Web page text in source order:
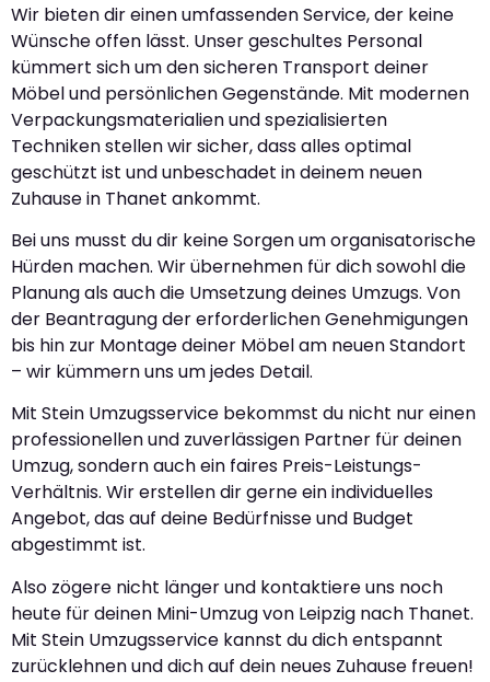
Wir bieten dir einen umfassenden Service, der keine
Wünsche offen lässt. Unser geschultes Personal
kümmert sich um den sicheren Transport deiner
Möbel und persönlichen Gegenstände. Mit modernen
Verpackungsmaterialien und spezialisierten
Techniken stellen wir sicher, dass alles optimal
geschützt ist und unbeschadet in deinem neuen
Zuhause in Thanet ankommt.
Bei uns musst du dir keine Sorgen um organisatorische
Hürden machen. Wir übernehmen für dich sowohl die
Planung als auch die Umsetzung deines Umzugs. Von
der Beantragung der erforderlichen Genehmigungen
bis hin zur Montage deiner Möbel am neuen Standort
– wir kümmern uns um jedes Detail.
Mit Stein Umzugsservice bekommst du nicht nur einen
professionellen und zuverlässigen Partner für deinen
Umzug, sondern auch ein faires Preis-Leistungs-
Verhältnis. Wir erstellen dir gerne ein individuelles
Angebot, das auf deine Bedürfnisse und Budget
abgestimmt ist.
Also zögere nicht länger und kontaktiere uns noch
heute für deinen Mini-Umzug von Leipzig nach Thanet.
Mit Stein Umzugsservice kannst du dich entspannt
zurücklehnen und dich auf dein neues Zuhause freuen!